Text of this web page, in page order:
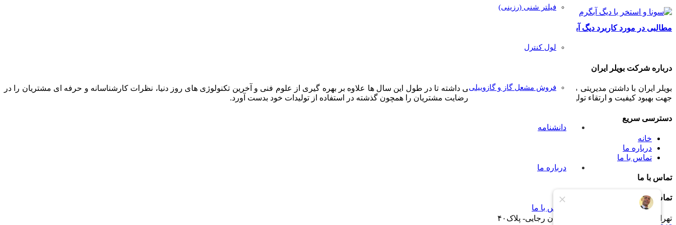
فیلتر شنی (رزینی)
لول کنترل
فروش مشعل گاز و گازوییلی
دانشنامه
درباره ما
تماس با ما
مطالبی در مورد کاربرد دیگ آبگرم در سونا و استخر
درباره شرکت بویلر ایران
بویلر ایران با داشتن مدیریتی مجرب و مشتری مدار همواره سعی داشته تا در طول این سال ها علاوه بر بهره گیری از علوم فنی و آخرین تکنولوژی های روز دنیا، نظرات کارشناسانه و حرفه ای مشتریان را در
جهت بهبود کیفیت و ارتقاء تولیدات خود پذیرا بوده و بکار گیرد تا رضایت مشتریان را همچون گذشته در استفاده از تولیدات خود بدست آورد.
دسترسی سریع
خانه
درباره ما
تماس با ما
تماس با ما
تماس با ما
تهران -جاده خاوران -خاتون آباد- خیابان رجایی- پلاک۴۰